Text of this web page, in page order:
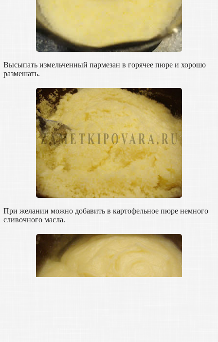
Высыпать измельченный пармезан в горячее пюре и хорошо
размешать.
При желании можно добавить в картофельное пюре немного
сливочного масла.